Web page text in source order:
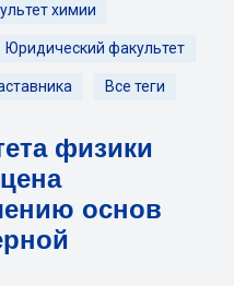
химии
Юридический факультет
Все теги
физики
основ